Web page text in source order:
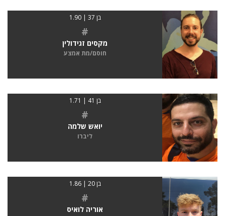
בן 37 | 1.90
#
מקסים זגידולין
חוסם/מת אמצע
בן 41 | 1.71
#
יואש שלמה
ליברו
בן 20 | 1.86
#
אוריה לואיס